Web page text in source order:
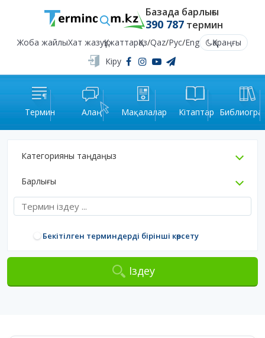
Базада барлығы
390 787термин
Жоба жайлыХат жазуҚұжаттарҚаз/Qaz/Рус/Eng
Қараңғы
Кіру
Термин Алаң Мақалалар Кітаптар
Категорияны таңдаңыз
Барлығы
Бекітілген терминдерді бірінші көрсету
Іздеу